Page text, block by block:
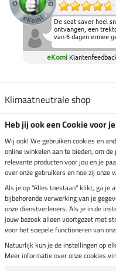
De seat saver heel
ontvangen, een
van 6 dagen ermee
en deze heeft de
fantastisch
Heerlijk zacht om op
elkaar in het zadel.
eKomi
Klimaatneutrale shop
Verzending per
Veilig betalen met
Laatste update
Heb jij ook een Cookie voor
Wij ook! We gebruiken cookies en
online winkelen aan te bieden, om
relevante producten voor jou en je
over onze gebruikers en hoe zij onze
Als je op "Alles toestaan" klikt, ga je
bijbehorende verwerking van je
onze dienstverleners. Als je in de
jouw bezoek alleen voortgezet met
voor het soepele functioneren van
Natuurlijk kun je de instellingen op
Meer informatie over onze cookies